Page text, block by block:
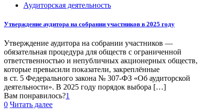
Аудиторская деятельность
Утверждение аудитора на собрании участников в 2025 году
Утверждение аудитора на собрании участников —
обязательная процедура для обществ с ограниченной
ответственностью и непубличных акционерных обществ,
которые превысили показатели, закреплённые
в ст. 5 Федерального закона № 307‑ФЗ «Об аудиторской
деятельности». В 2025 году порядок выбора […]
Вам понравилось?1
0 Читать далее